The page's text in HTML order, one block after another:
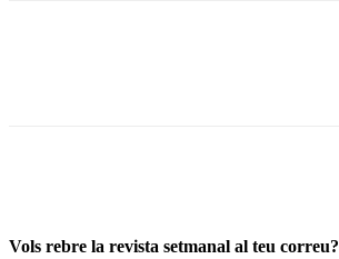
Vols rebre la revista setmanal al teu correu?